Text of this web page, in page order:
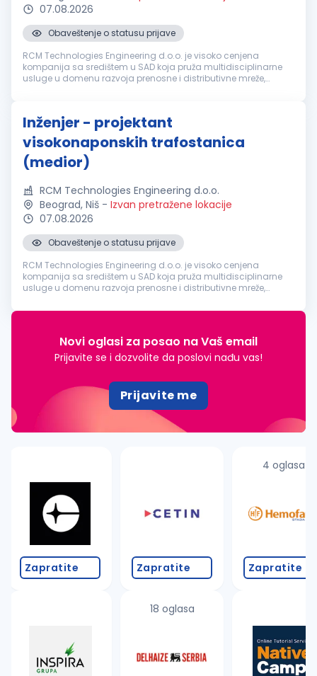
07.08.2026
Obaveštenje o statusu prijave
RCM Technologies Engineering d.o.o. je visoko cenjena
kompanija sa središtem u SAD koja pruža multidisciplinarne
usluge u domenu razvoja prenosne i distributivne mreže,
Inženjer - projektant
visokonaponskih trafostanica
(medior)
RCM Technologies Engineering d.o.o.
Beograd, Niš - Izvan pretražene lokacije
07.08.2026
Obaveštenje o statusu prijave
RCM Technologies Engineering d.o.o. je visoko cenjena
kompanija sa središtem u SAD koja pruža multidisciplinarne
usluge u domenu razvoja prenosne i distributivne mreže,
projektovanja zaštite i k...
Novi oglasi za posao na Vaš email
Prijavite se i dozvolite da poslovi nađu vas!
Prijavite me
Zapratite Zapratite
18 oglasa
4 oglasa
Zapratite